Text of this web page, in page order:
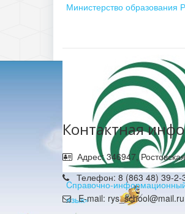
Министерство образования
Cправочно-
язык»
Контактная
Адрес: 346947,
Телефон: 8 (863 48) 39-2-
E-mail: rys_school@mail.ru